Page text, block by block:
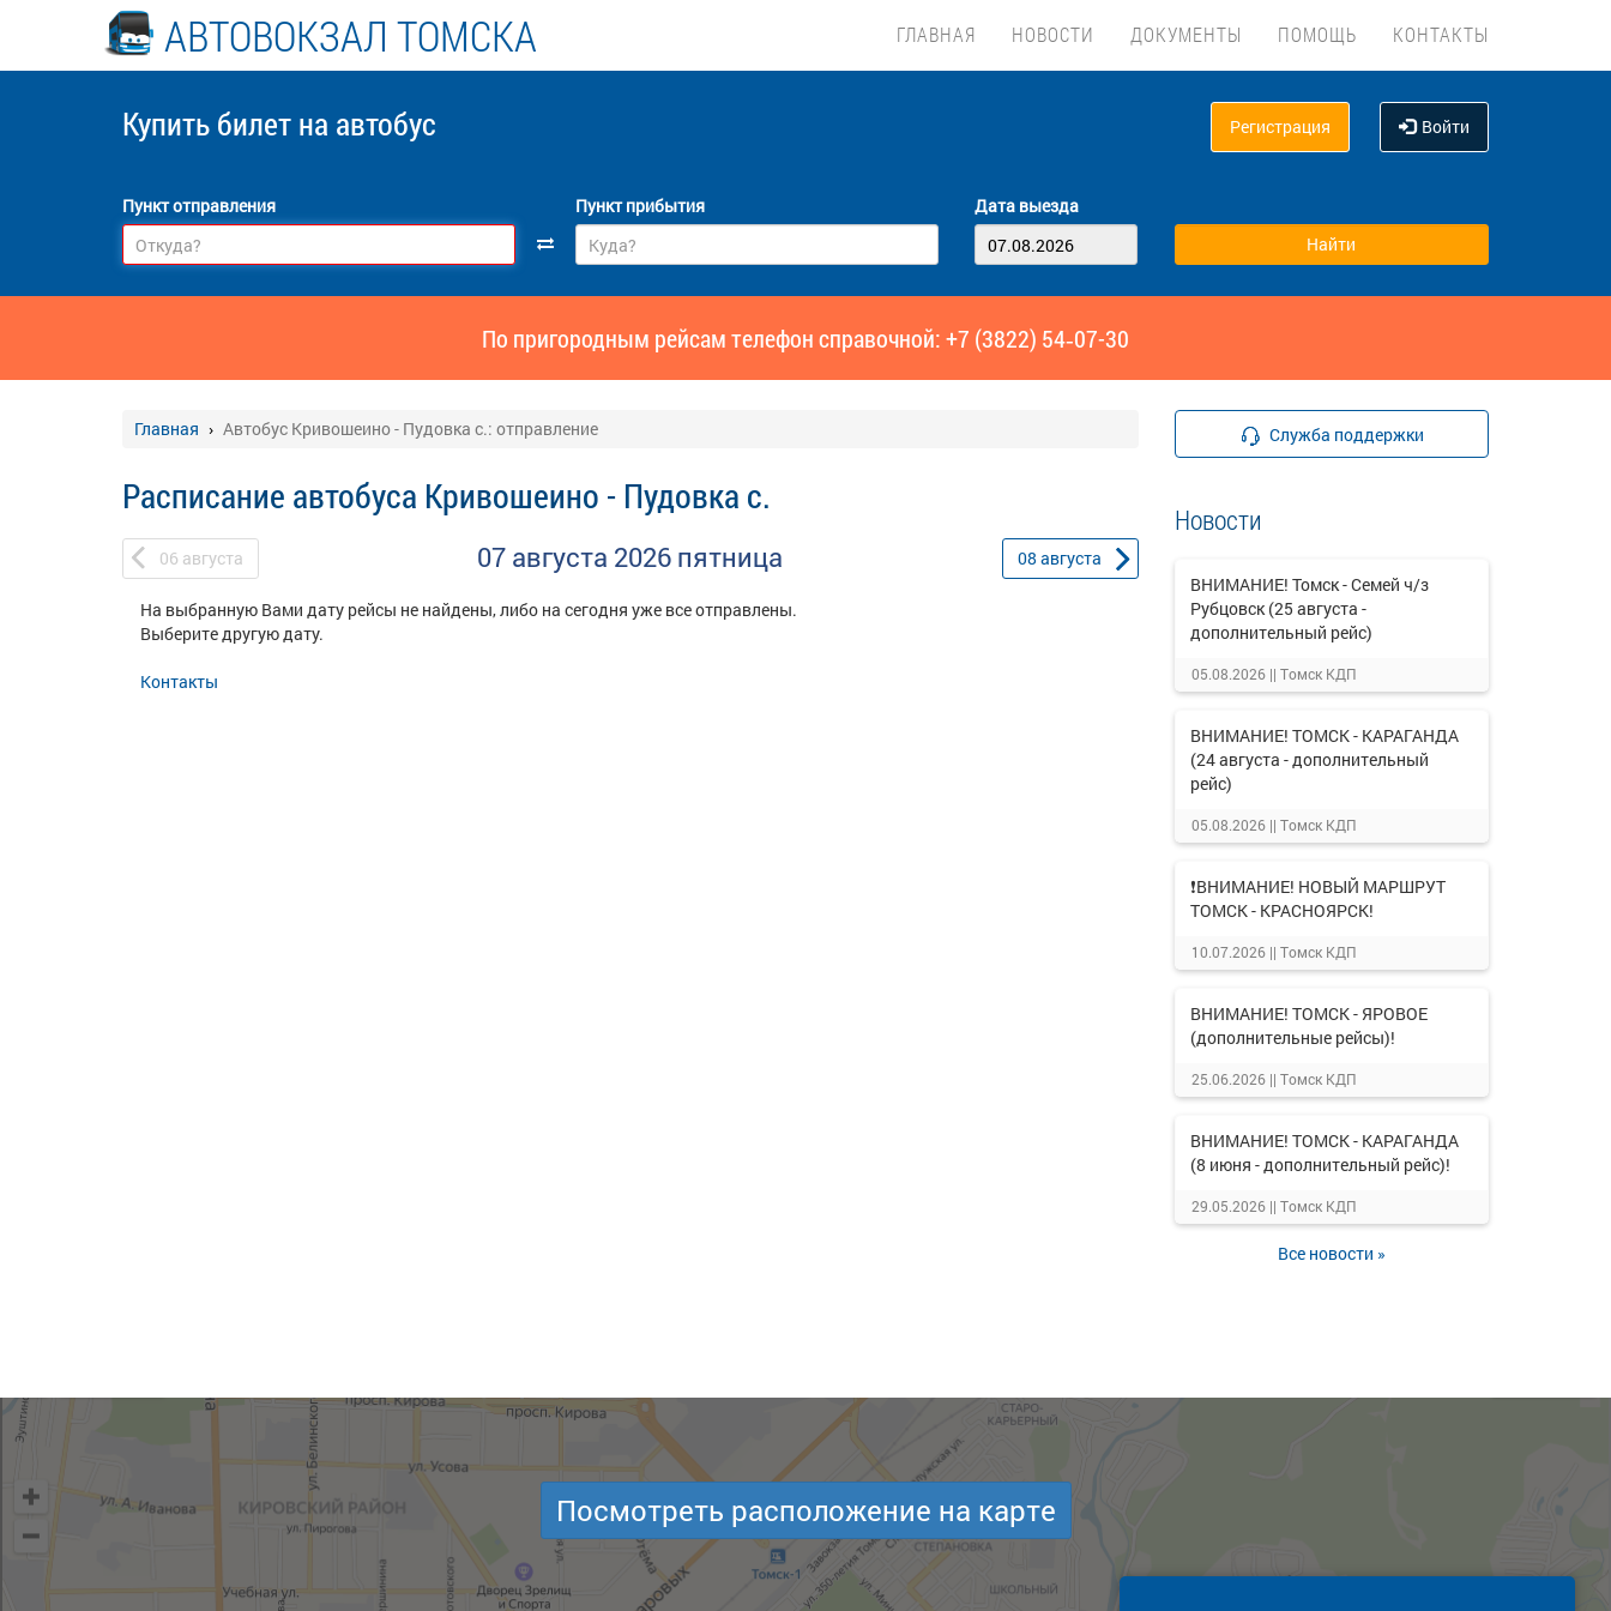
АВТОВОКЗАЛ ТОМСКА ГЛАВНАЯ НОВОСТИ ДОКУМЕНТЫ ПОМОЩЬ КОНТАКТЫ
Купить билет на автобус Регистрация Войти
Пункт отправления Пункт прибытия Дата выезда
По пригородным рейсам телефон справочной: +7 (3822) 54‑07-30
Главная Автобус Кривошеино - Пудовка с.: отправление
Расписание автобуса Кривошеино - Пудовка с.
06 августа 07 августа 2026 пятница 08 августа
На выбранную Вами дату рейсы не найдены, либо на сегодня уже все отправлены.
Выберите другую дату.
Контакты
Служба поддержки
Новости
ВНИМАНИЕ! Томск - Семей ч/з
Рубцовск (25 августа -
дополнительный рейс)
05.08.2026 || Томск КДП
ВНИМАНИЕ! ТОМСК - КАРАГАНДА
(24 августа - дополнительный
рейс)
05.08.2026 || Томск КДП
❗ВНИМАНИЕ! НОВЫЙ МАРШРУТ
ТОМСК - КРАСНОЯРСК!
10.07.2026 || Томск КДП
ВНИМАНИЕ! ТОМСК - ЯРОВОЕ
(дополнительные рейсы)!
25.06.2026 || Томск КДП
ВНИМАНИЕ! ТОМСК - КАРАГАНДА
(8 июня - дополнительный рейс)!
29.05.2026 || Томск КДП
Все новости »
Посмотреть расположение на карте